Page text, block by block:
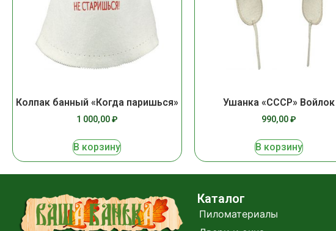
Колпак банный «Когда паришься»
1 000,00₽
В корзину
Ушанка «СССР» Войлок
990,00₽
В корзину
Каталог
Пиломатериалы